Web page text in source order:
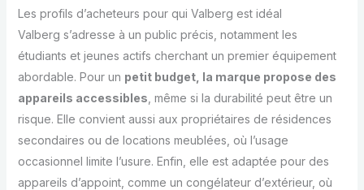
Les profils d’acheteurs pour qui Valberg est idéal
Valberg s’adresse à un public précis, notamment les
étudiants et jeunes actifs cherchant un premier équipement
abordable. Pour un petit budget, la marque propose des
appareils accessibles , même si la durabilité peut être un
risque. Elle convient aussi aux propriétaires de résidences
secondaires ou de locations meublées, où l’usage
occasionnel limite l’usure. Enfin, elle est adaptée pour des
appareils d’appoint, comme un congélateur d’extérieur, où